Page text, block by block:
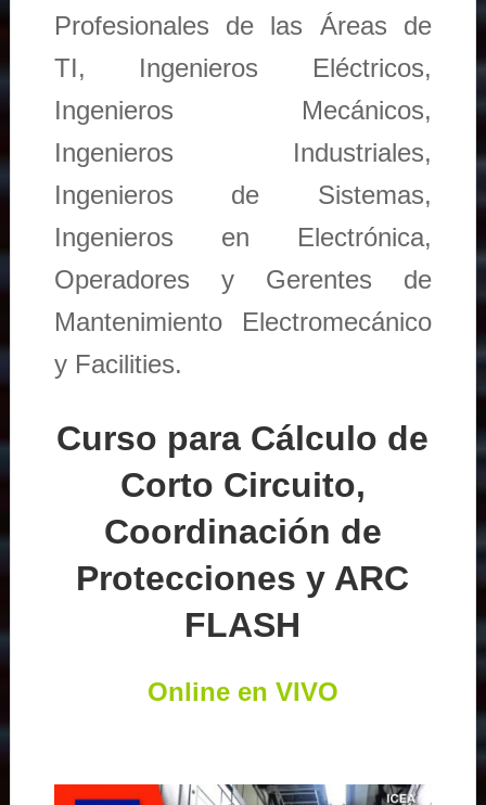
Profesionales de las Áreas de
TI, Ingenieros Eléctricos,
Ingenieros Mecánicos,
Ingenieros Industriales,
Ingenieros de Sistemas,
Ingenieros en Electrónica,
Operadores y Gerentes de
Mantenimiento Electromecánico
y Facilities.
Curso para Cálculo de
Corto Circuito,
Coordinación de
Protecciones y ARC
FLASH
Online en VIVO